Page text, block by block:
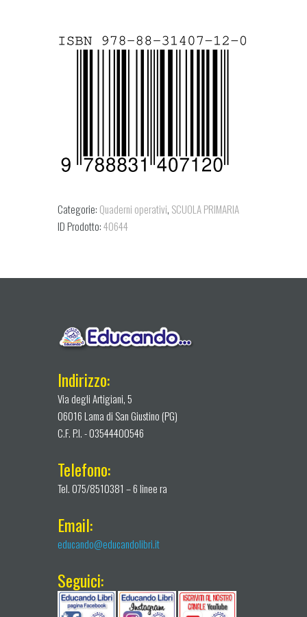
Categorie: Quaderni operativi, SCUOLA PRIMARIA
ID Prodotto:40644
Indirizzo:
Via degli Artigiani, 5
06016 Lama di San Giustino (PG)
C.F. P.I. - 03544400546
Telefono:
Tel. 075/8510381 – 6 linee ra
Email:
educando@educandolibri.it
Seguici: